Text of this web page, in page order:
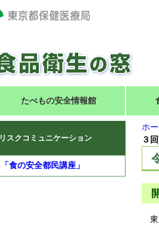
たべもの安全情報館
ホ
３
東
リスクコミュニケーション
「食の安全都民講座」